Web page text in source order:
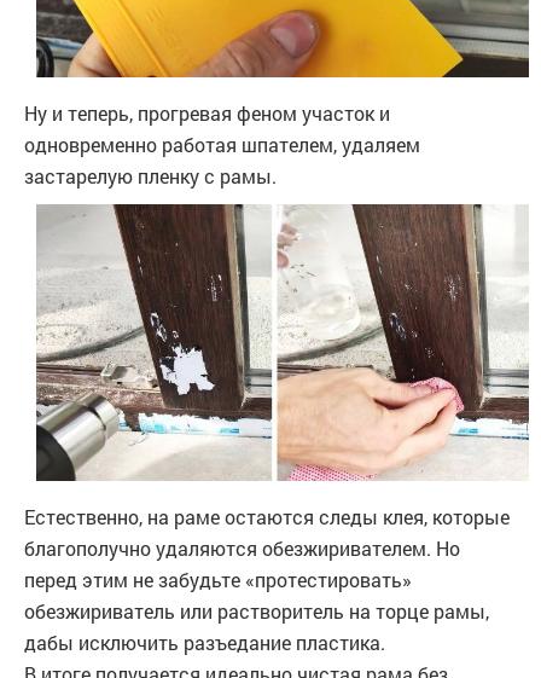
Ну и теперь, прогревая феном участок и
одновременно работая шпателем, удаляем
застарелую пленку с рамы.
Естественно, на раме остаются следы клея, которые
благополучно удаляются обезжиривателем. Но
перед этим не забудьте «протестировать»
обезжириватель или растворитель на торце рамы,
дабы исключить разъедание пластика.